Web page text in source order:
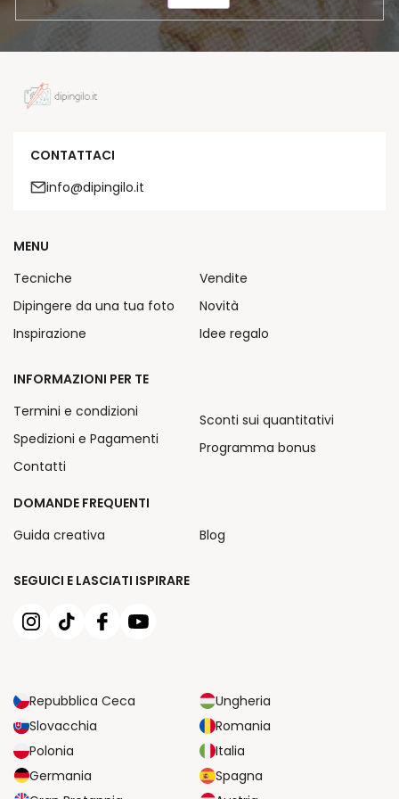
CONTATTACI
info@dipingilo.it
SEGUICI E LASCIATI ISPIRARE
Repubblica Ceca
Ungheria
Slovacchia
Romania
Polonia
Italia
Germania
Spagna
MENU
Tecniche
Dipingere da una tua foto
Inspirazione
Vendite
Novità
Idee regalo
INFORMAZIONI PER TE
Termini e condizioni
Spedizioni e Pagamenti
Contatti
Sconti sui quantitativi
Programma bonus
DOMANDE FREQUENTI
Guida creativa
Blog